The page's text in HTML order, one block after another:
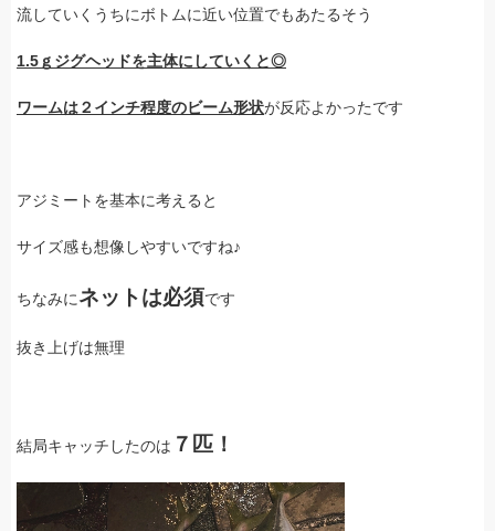
流していくうちにボトムに近い位置でもあたるそう
1.5ｇジグヘッドを主体にしていくと◎
ワームは２インチ程度のビーム形状が反応よかったです
アジミートを基本に考えると
サイズ感も想像しやすいですね♪
ちなみにネットは必須です
抜き上げは無理
結局キャッチしたのは ７匹！